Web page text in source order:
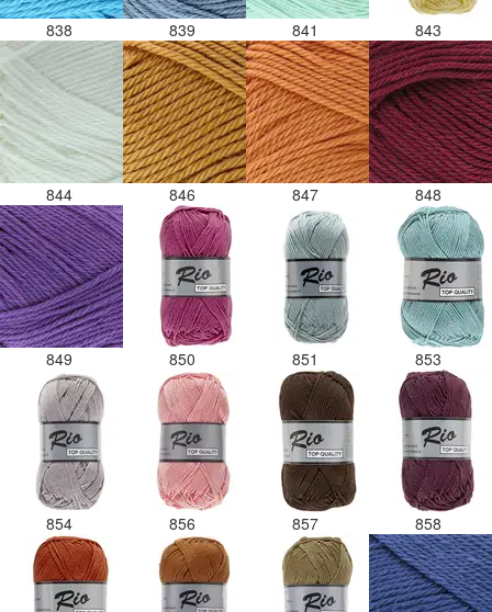
838 839 841 843
844 846 847 848
849 850 851 853
854 856 857 858